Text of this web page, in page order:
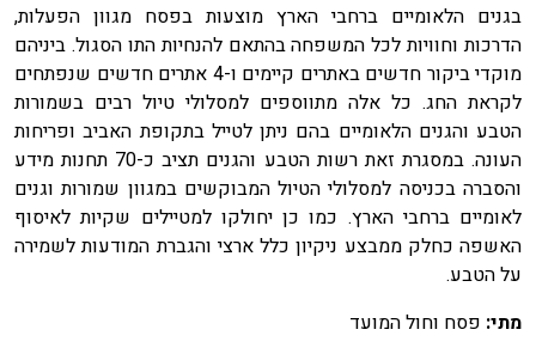
בגנים הלאומיים ברחבי הארץ מוצעות בפסח מגוון הפעלות,
הדרכות וחוויות לכל המשפחה בהתאם להנחיות התו הסגול. ביניהם
מוקדי ביקור חדשים באתרים קיימים ו-4 אתרים חדשים שנפתחים
לקראת החג. כל אלה מתווספים למסלולי טיול רבים בשמורות
הטבע והגנים הלאומיים בהם ניתן לטייל בתקופת האביב ופריחות
העונה. במסגרת זאת רשות הטבע והגנים תציב כ-70 תחנות מידע
והסברה בכניסה למסלולי הטיול המבוקשים במגוון שמורות וגנים
לאומיים ברחבי הארץ. כמו כן יחולקו למטיילים שקיות לאיסוף
האשפה כחלק ממבצע ניקיון כלל ארצי והגברת המודעות לשמירה
על הטבע.
מתי: פסח וחול המועד